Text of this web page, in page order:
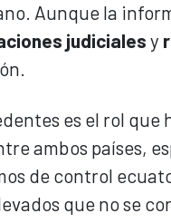
Aunque la
judicialesy
es el rol
ambos países,
de control
que no se